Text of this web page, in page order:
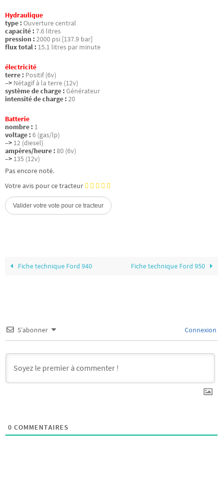
Hydraulique
type :Ouverture central
capacité :7.6 litres
pression :2000 psi [137.9 bar]
flux total : 15.1 litres par minute
électricité
terre : Positif (6v)
–> Nétagif à la terre (12v)
système de charge :Générateur
intensité de charge :20
Batterie
nombre : 1
voltage :6 (gas/lp)
–> 12 (diesel)
ampères/heure :80 (6v)
–> 135 (12v)
Pas encore noté.
Votre avis pour ce tracteur
Fiche technique Ford 940 Fiche technique Ford 950
S’abonner Connexion
0 COMMENTAIRES